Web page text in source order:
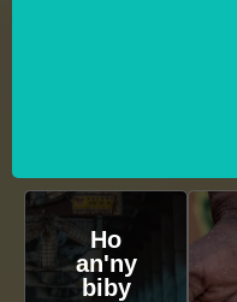
Ho
an'ny
biby